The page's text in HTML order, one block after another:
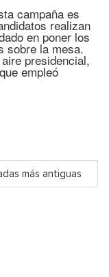
campaña es
realizan
en poner los
sobre la mesa.
presidencial,
empleó
más antiguas